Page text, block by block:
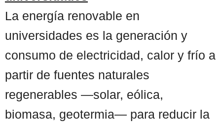
La energía renovable en
universidades es la generación y
consumo de electricidad, calor y frío a
partir de fuentes naturales
regenerables —solar, eólica,
biomasa, geotermia— para reducir la